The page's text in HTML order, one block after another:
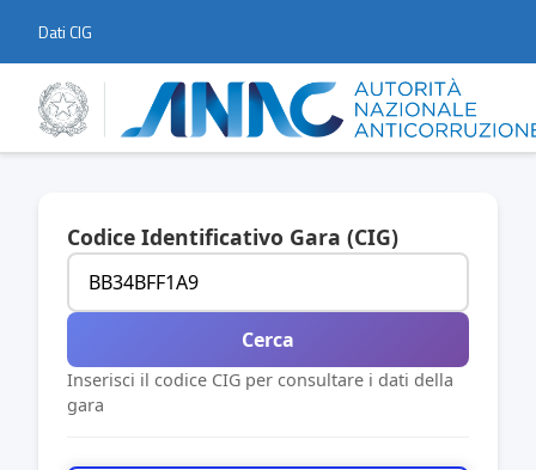
Dati CIG
Codice Identificativo Gara (CIG)
Cerca
Inserisci il codice CIG per consultare i dati della
gara